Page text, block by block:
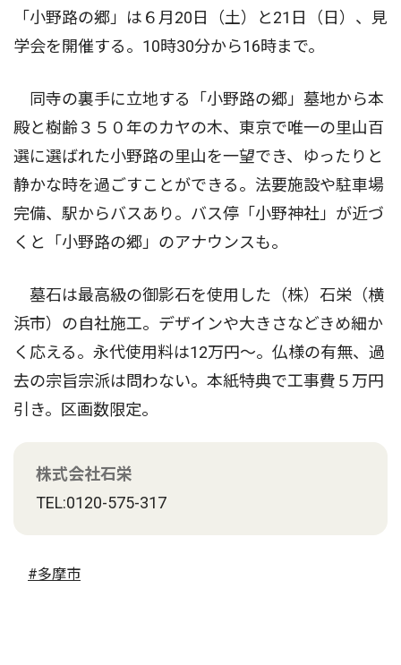
「小野路の郷」は６月20日（土）と21日（日）、見
学会を開催する。10時30分から16時まで。
同寺の裏手に立地する「小野路の郷」墓地から本
殿と樹齢３５０年のカヤの木、東京で唯一の里山百
選に選ばれた小野路の里山を一望でき、ゆったりと
静かな時を過ごすことができる。法要施設や駐車場
完備、駅からバスあり。バス停「小野神社」が近づ
くと「小野路の郷」のアナウンスも。
墓石は最高級の御影石を使用した（株）石栄（横
浜市）の自社施工。デザインや大きさなどきめ細か
く応える。永代使用料は12万円〜。仏様の有無、過
去の宗旨宗派は問わない。本紙特典で工事費５万円
引き。区画数限定。
株式会社石栄
TEL:0120-575-317
#多摩市